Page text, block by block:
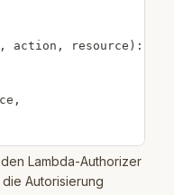
, action , resource ) :
,
Lambda-Authorizer
Autorisierung